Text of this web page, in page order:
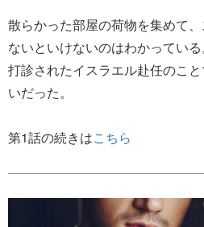
散らかった部屋の荷物を集めて
ないといけないのはわかってい
打診されたイスラエル赴任のこ
いだった。
第1話の続きはこちら